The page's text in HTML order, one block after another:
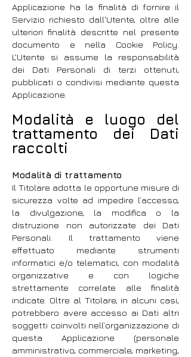
Applicazione ha la finalità di fornire il
Servizio richiesto dall'Utente, oltre alle
ulteriori finalità descritte nel presente
documento e nella Cookie Policy.
L'Utente si assume la responsabilità
dei Dati Personali di terzi ottenuti,
pubblicati o condivisi mediante questa
Applicazione.
Modalità e luogo del
trattamento dei Dati
raccolti
Modalità di trattamento
Il Titolare adotta le opportune misure di
sicurezza volte ad impedire l’accesso,
la divulgazione, la modifica o la
distruzione non autorizzate dei Dati
Personali. Il trattamento viene
effettuato mediante strumenti
informatici e/o telematici, con modalità
organizzative e con logiche
strettamente correlate alle finalità
indicate. Oltre al Titolare, in alcuni casi,
potrebbero avere accesso ai Dati altri
soggetti coinvolti nell’organizzazione di
questa Applicazione (personale
amministrativo, commerciale, marketing,